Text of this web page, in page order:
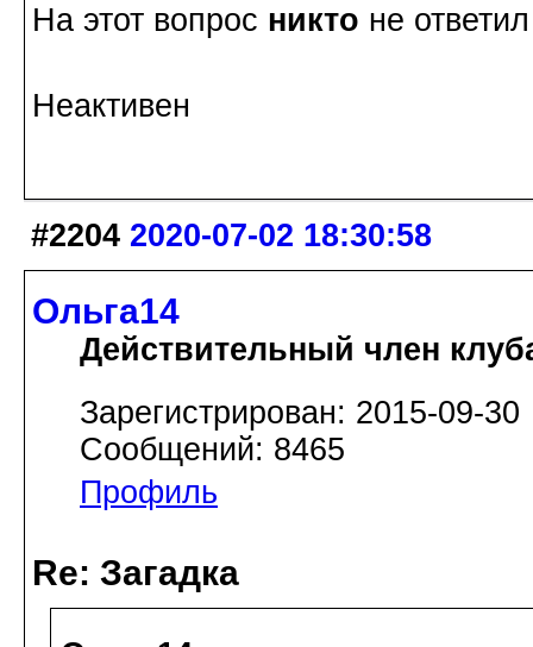
На этот вопрос никто не
Неактивен
#2204 2020-07-02 18:30:58
Ольга14
Действительный член
Зарегистрирован: 2015-09-30
Сообщений: 8465
Профиль
Re: Загадка